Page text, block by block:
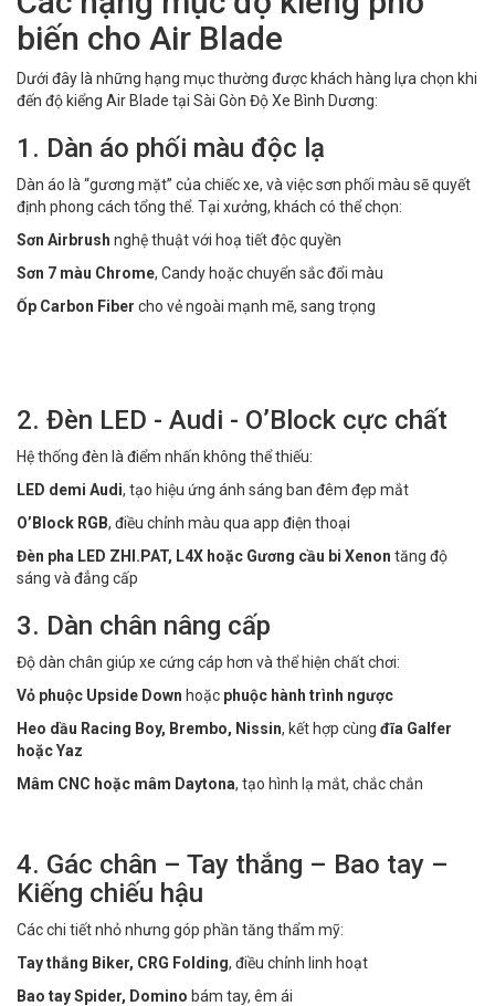
biến cho Air Blade
Dưới đây là những hạng mục thường được khách hàng lựa chọn khi
đến độ kiểng Air Blade tại Sài Gòn Độ Xe Bình Dương:
1. Dàn áo phối màu độc lạ
Dàn áo là “gương mặt” của chiếc xe, và việc sơn phối màu sẽ quyết
định phong cách tổng thể. Tại xưởng, khách có thể chọn:
Sơn Airbrush nghệ thuật với hoạ tiết độc quyền
Sơn 7 màu Chrome, Candy hoặc chuyển sắc đổi màu
Ốp Carbon Fiber cho vẻ ngoài mạnh mẽ, sang trọng
2. Đèn LED - Audi - O’Block cực chất
Hệ thống đèn là điểm nhấn không thể thiếu:
LED demi Audi, tạo hiệu ứng ánh sáng ban đêm đẹp mắt
O’Block RGB, điều chỉnh màu qua app điện thoại
Đèn pha LED ZHI.PAT, L4X hoặc Gương cầu bi Xenon tăng độ
sáng và đẳng cấp
3. Dàn chân nâng cấp
Độ dàn chân giúp xe cứng cáp hơn và thể hiện chất chơi:
Vỏ phuộc Upside Down hoặc phuộc hành trình ngược
Heo dầu Racing Boy, Brembo, Nissin, kết hợp cùng đĩa Galfer
hoặc Yaz
Mâm CNC hoặc mâm Daytona, tạo hình lạ mắt, chắc chắn
4. Gác chân – Tay thắng – Bao tay –
Kiếng chiếu hậu
Các chi tiết nhỏ nhưng góp phần tăng thẩm mỹ:
Tay thắng Biker, CRG Folding, điều chỉnh linh hoạt
Bao tay Spider, Domino bám tay, êm ái